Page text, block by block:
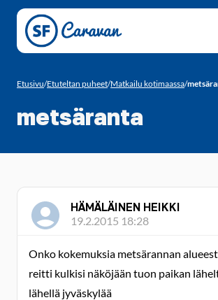
Siirry sivun sisältöön
Etusivu/Etuteltan puheet/Matkailu kotimaassa/
metsäranta
HÄMÄLÄINEN HEIKKI
19.2.2015 18:28
Onko kokemuksia metsärannan
reitti kulkisi näköjään tuon paikan
lähellä jyväskylää